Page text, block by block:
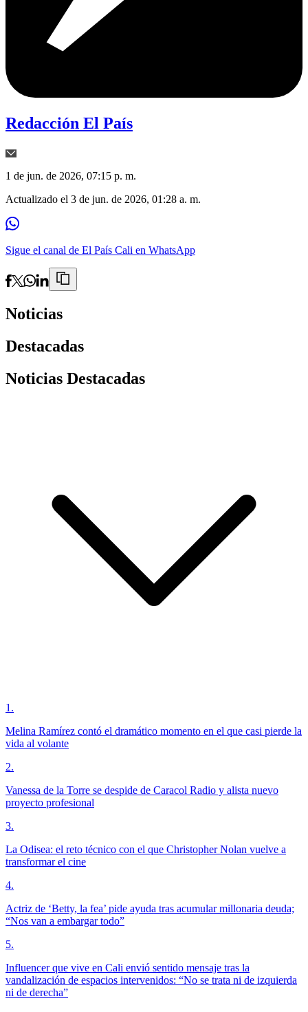
Redacción El País
1 de jun. de 2026, 07:15 p. m.
Actualizado el 3 de jun. de 2026, 01:28 a. m.
Sigue el canal de El País Cali en WhatsApp
Noticias
Destacadas
Noticias Destacadas
1 .
Melina Ramírez contó el dramático momento en el que casi pierde la
vida al volante
2.
Vanessa de la Torre se despide de Caracol Radio y alista nuevo
proyecto profesional
3.
La Odisea: el reto técnico con el que Christopher Nolan vuelve a
transformar el cine
4.
Actriz de ‘Betty, la fea’ pide ayuda tras acumular millonaria deuda;
“Nos van a embargar todo”
5.
Influencer que vive en Cali envió sentido mensaje tras la
vandalización de espacios intervenidos: “No se trata ni de izquierda
ni de derecha”